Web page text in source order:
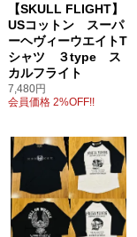
【SKULL FLIGHT】
USコットン スーパ
ーヘヴィーウエイトT
シャツ ３type ス
カルフライト
7,480円
会員価格 2%OFF!!